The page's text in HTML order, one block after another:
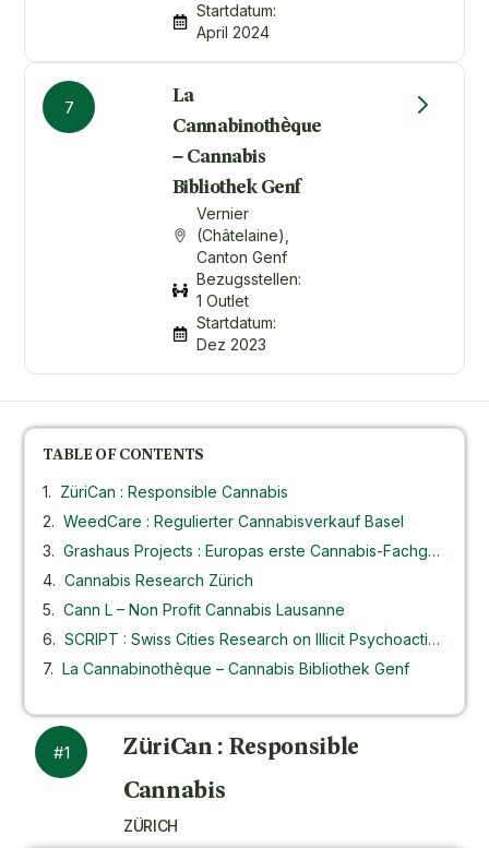
Startdatum:
April 2024
7
La
Cannabinothèque
– Cannabis
Bibliothek Genf
Vernier
(Châtelaine),
Canton Genf
Bezugsstellen:
1 Outlet
Startdatum:
Dez 2023
TABLE OF CONTENTS
ZüriCan : Responsible Cannabis
WeedCare : Regulierter Cannabisverkauf Basel
Grashaus Projects : Europas erste Cannabis-Fachgeschäfte
Cannabis Research Zürich
Cann L – Non Profit Cannabis Lausanne
SCRIPT : Swiss Cities Research on Illicit Psychoactive Treatments
La Cannabinothèque – Cannabis Bibliothek Genf
#1
ZüriCan : Responsible
Cannabis
ZÜRICH